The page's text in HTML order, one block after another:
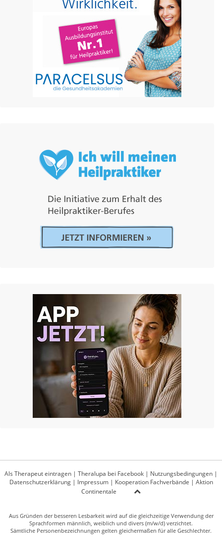
Als Therapeut eintragen | Theralupa bei Facebook | Nutzungsbedingungen |
Datenschutzerklärung| Impressum| Kooperation Fachverbände | Aktion
Continentale
Aus Gründen der besseren Lesbarkeit wird auf die gleichzeitige Verwendung der
Sprachformen männlich, weiblich und divers (m/w/d) verzichtet.
Sämtliche Personenbezeichnungen gelten gleichermaßen für alle Geschlechter.